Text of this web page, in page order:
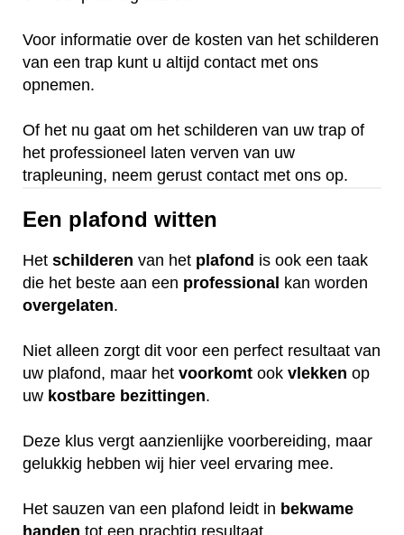
Voor informatie over de kosten van het schilderen
van een trap kunt u altijd contact met ons
opnemen.
Of het nu gaat om het schilderen van uw trap of
het professioneel laten verven van uw
trapleuning, neem gerust contact met ons op.
Een plafond witten
Het schilderen van het plafond is ook een taak
die het beste aan een professional kan worden
overgelaten.
Niet alleen zorgt dit voor een perfect resultaat van
uw plafond, maar het voorkomt ook vlekken op
uw kostbare bezittingen.
Deze klus vergt aanzienlijke voorbereiding, maar
gelukkig hebben wij hier veel ervaring mee.
Het sauzen van een plafond leidt in bekwame